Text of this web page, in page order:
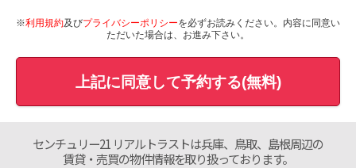
※利用規約及びプライバシーポリシーを必ずお読みください。内容に同意い
ただいた場合は、お進み下さい。
上記に同意して予約する(無料)
センチュリー21 リアルトラストは兵庫、鳥取、島根周辺の
賃貸・売買の物件情報を取り扱っております。